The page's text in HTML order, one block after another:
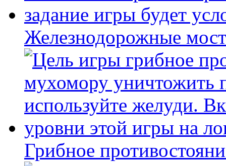
Железнодорожные
Грибное